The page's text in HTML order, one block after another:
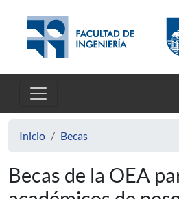
Inicio Becas
Becas de la OEA